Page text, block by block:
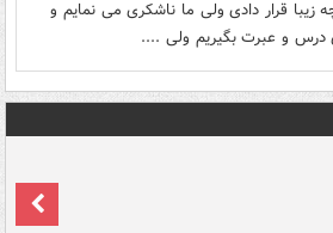
زیبا قرار دادی ولی ما ناشکری می نمایم و
درس و عبرت بگیریم ولی ....